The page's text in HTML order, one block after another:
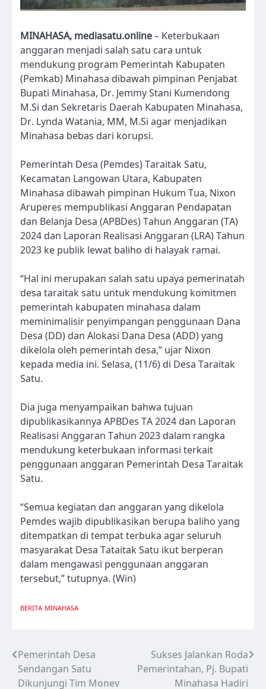
MINAHASA, mediasatu.online– Keterbukaan
anggaran menjadi salah satu cara untuk
mendukung program Pemerintah Kabupaten
(Pemkab) Minahasa dibawah pimpinan Penjabat
Bupati Minahasa, Dr. Jemmy Stani Kumendong
M.Si dan Sekretaris Daerah Kabupaten Minahasa,
Dr. Lynda Watania, MM, M.Si agar menjadikan
Minahasa bebas dari korupsi.
Pemerintah Desa (Pemdes) Taraitak Satu,
Kecamatan Langowan Utara, Kabupaten
Minahasa dibawah pimpinan Hukum Tua, Nixon
Aruperes mempublikasi Anggaran Pendapatan
dan Belanja Desa (APBDes) Tahun Anggaran (TA)
2024 dan Laporan Realisasi Anggaran (LRA) Tahun
2023 ke publik lewat baliho di halayak ramai.
“Hal ini merupakan salah satu upaya pemerinatah
desa taraitak satu untuk mendukung komitmen
pemerintah kabupaten minahasa dalam
meminimalisir penyimpangan penggunaan Dana
Desa (DD) dan Alokasi Dana Desa (ADD) yang
dikelola oleh pemerintah desa,” ujar Nixon
kepada media ini. Selasa, (11/6) di Desa Taraitak
Satu.
Dia juga menyampaikan bahwa tujuan
dipublikasikannya APBDes TA 2024 dan Laporan
Realisasi Anggaran Tahun 2023 dalam rangka
mendukung keterbukaan informasi terkait
penggunaan anggaran Pemerintah Desa Taraitak
Satu.
“Semua kegiatan dan anggaran yang dikelola
Pemdes wajib dipublikasikan berupa baliho yang
ditempatkan di tempat terbuka agar seluruh
masyarakat Desa Tataitak Satu ikut berperan
dalam mengawasi penggunaan anggaran
tersebut,” tutupnya. (Win)
BERITA MINAHASA
Navigasi
pos
Pemerintah Desa
Sendangan Satu
Dikunjungi Tim Monev
Sukses Jalankan Roda
Pemerintahan, Pj. Bupati
Minahasa Hadiri